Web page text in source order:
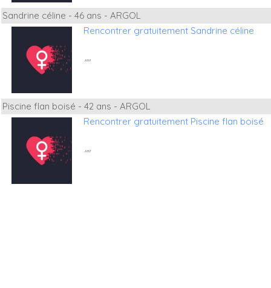
Sandrine céline - 46 ans - ARGOL
Rencontrer gratuitement Sandrine céline
""
Piscine flan boisé - 42 ans - ARGOL
Rencontrer gratuitement Piscine flan boisé
""